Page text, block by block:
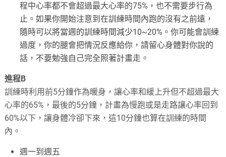
程中心率都不會超過最大心率的75%，也不需要步行為
止。如果你開始注意到在訓練時間內跑的沒有之前遠，
隨時可以將當週的訓練時間減少10~20%。你可能會訓練
過度，你的腿會把情況反應給你，請留心身體對你說的
話，不要勉強自己完全照著計畫走。
進程B
訓練時利用前5分鐘作為暖身，讓心率和緩上升但不超過最大
心率的65%，最後的5分鐘，計畫為慢跑或是走路讓心率回到
60%以下，讓身體冷卻下來，這10分鐘也算在訓練的時間
內。
週一到週五